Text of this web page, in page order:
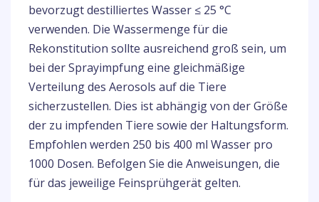
bevorzugt destilliertes Wasser ≤ 25 °C
verwenden. Die Wassermenge für die
Rekonstitution sollte ausreichend groß sein, um
bei der Sprayimpfung eine gleichmäßige
Verteilung des Aerosols auf die Tiere
sicherzustellen. Dies ist abhängig von der Größe
der zu impfenden Tiere sowie der Haltungsform.
Empfohlen werden 250 bis 400 ml Wasser pro
1000 Dosen. Befolgen Sie die Anweisungen, die
für das jeweilige Feinsprühgerät gelten.